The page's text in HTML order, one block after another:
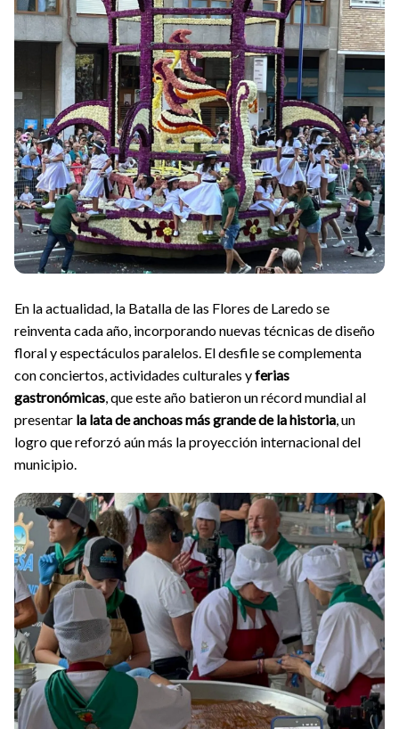
En la actualidad, la Batalla de las Flores de Laredo se
reinventa cada año, incorporando nuevas técnicas de diseño
floral y espectáculos paralelos. El desfile se complementa
con conciertos, actividades culturales yferias
gastronómicas, que este año batieron un récord mundial al
presentar la lata de anchoas más grande de la historia, un
logro que reforzó aún más la proyección internacional del
municipio.